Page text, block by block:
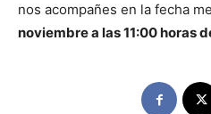
nos acompañes en la fecha
noviembre a las 11:00 horas